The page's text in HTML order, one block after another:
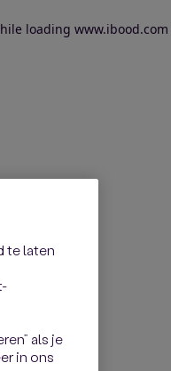
loading www.ibood.com
te laten
als je
in ons